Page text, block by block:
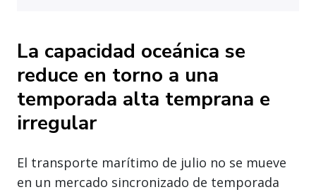
La capacidad oceánica se
reduce en torno a una
temporada alta temprana e
irregular
El transporte marítimo de julio no se mueve
en un mercado sincronizado de temporada